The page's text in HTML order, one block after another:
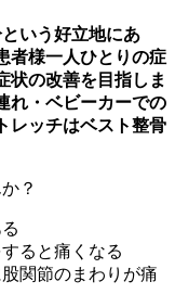
いう好立地にあ
者様一人ひとりの症
状の改善を目指しま
れ・ベビーカーでの
レッチはベスト整骨
ると痛くなる
関節のまわりが痛